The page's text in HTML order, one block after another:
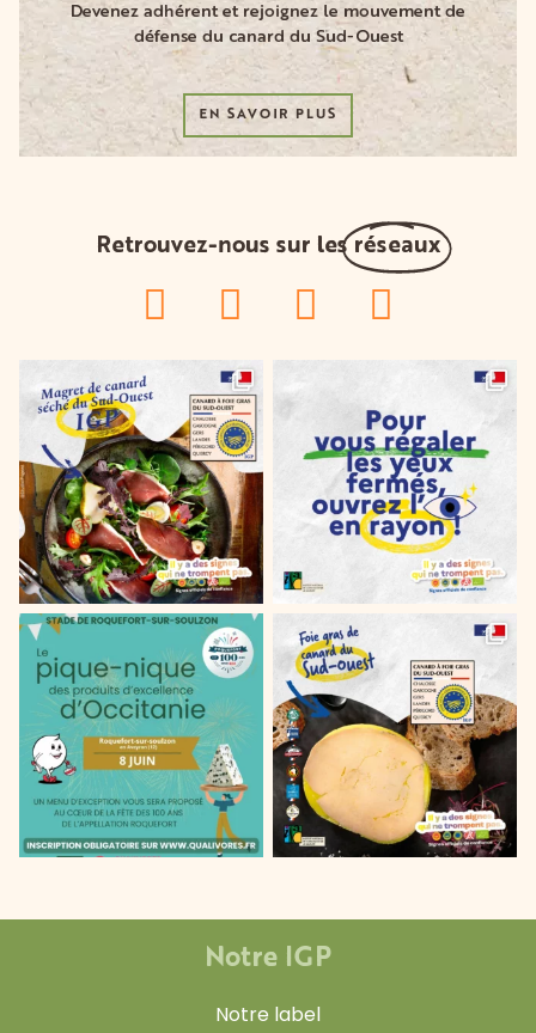
Devenez adhérent et rejoignez le mouvement de
défense du canard du Sud-Ouest
EN SAVOIR PLUS
Retrouvez-nous sur les réseaux
Notre IGP
Notre label